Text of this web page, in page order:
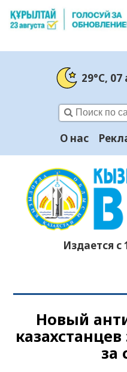
29°C, 07
О нас
Издается с
Новый
за